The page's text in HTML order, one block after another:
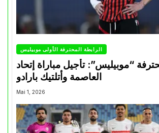
الرابطة المحترفة الأولى موبيليس
“موبيليس”: تأجيل مباراة إتحاد
العاصمة وأتلتيك بارادو
Mai 1, 2026